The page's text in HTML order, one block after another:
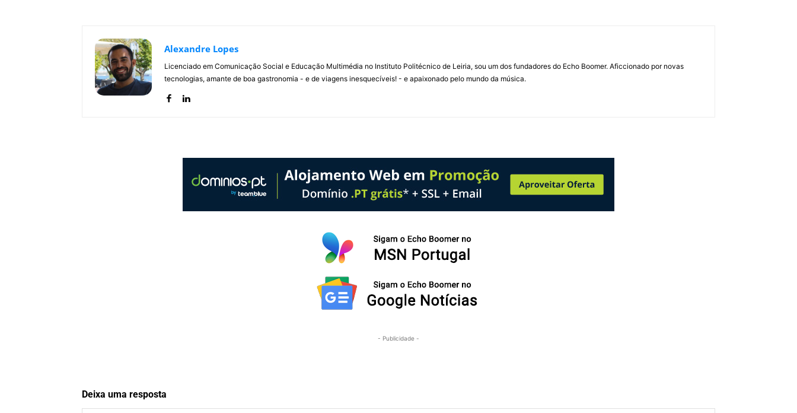
Alexandre Lopes
Licenciado em Comunicação Social e Educação Multimédia no Instituto Politécnico de Leiria, sou um dos fundadores do Echo Boomer. Aficcionado por novas
tecnologias, amante de boa gastronomia - e de viagens inesquecíveis! - e apaixonado pelo mundo da música.
- Publicidade -
Deixa uma resposta